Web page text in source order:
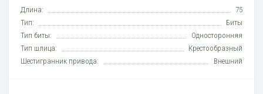
Длина:
75
Тип:
Биты
Тип биты:
Односторонняя
Тип шлица:
Крестообразный
Шестигранник привода:
Внешний